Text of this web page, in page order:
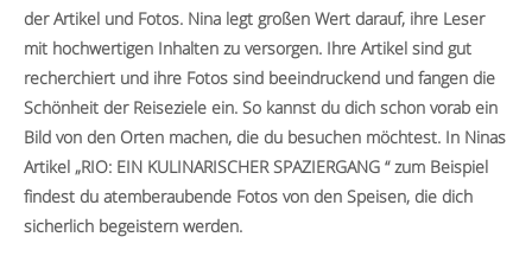
der Artikel und Fotos. Nina legt großen Wert darauf, ihre Leser
mit hochwertigen Inhalten zu versorgen. Ihre Artikel sind gut
recherchiert und ihre Fotos sind beeindruckend und fangen die
Schönheit der Reiseziele ein. So kannst du dich schon vorab ein
Bild von den Orten machen, die du besuchen möchtest. In Ninas
Artikel „RIO: EIN KULINARISCHER SPAZIERGANG “ zum Beispiel
findest du atemberaubende Fotos von den Speisen, die dich
sicherlich begeistern werden.